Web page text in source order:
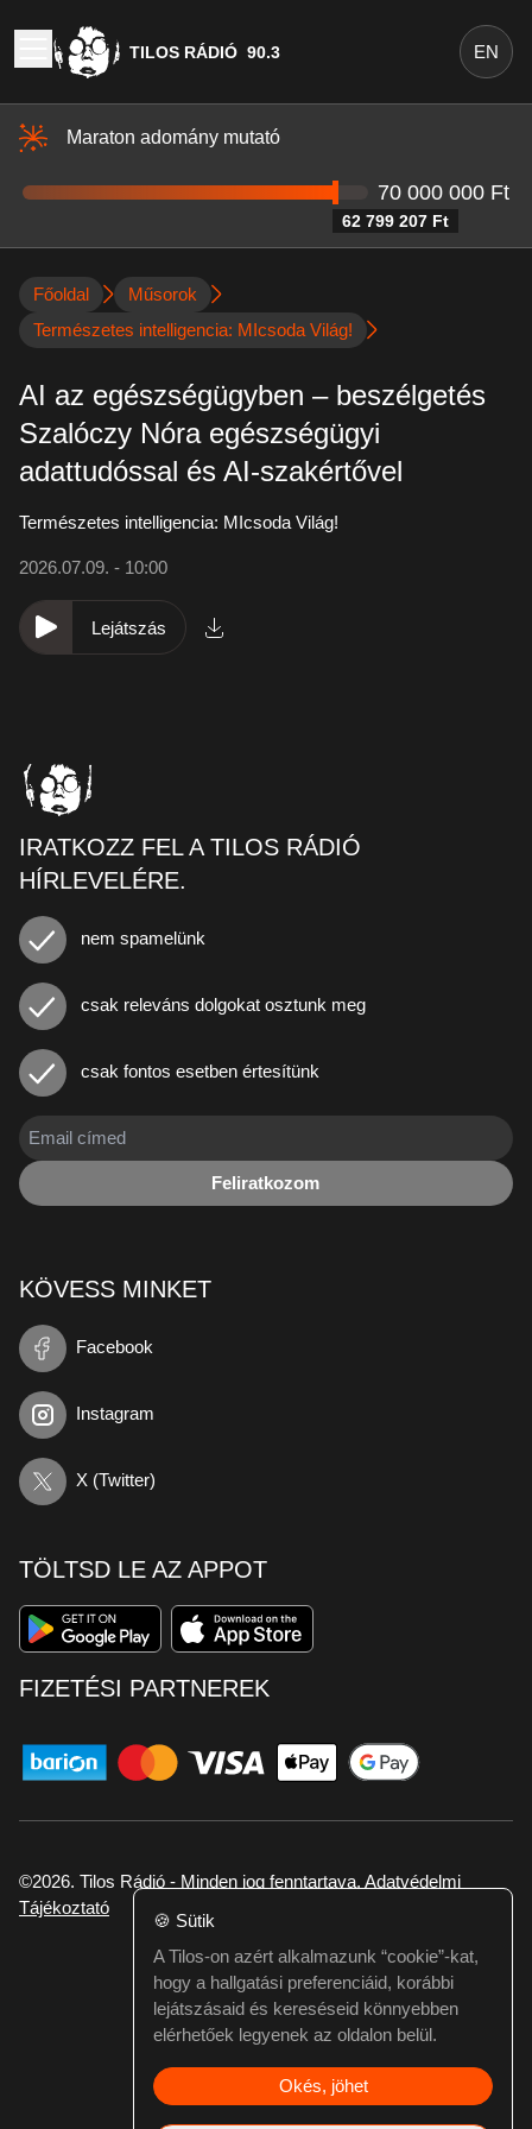
TILOS RÁDIÓ 90.3 EN
Maraton adomány mutató
62 799 207 Ft
70 000 000 Ft
Főoldal
Műsorok
Természetes intelligencia: MIcsoda Világ!
AI az egészségügyben – beszélgetés
Szalóczy Nóra egészségügyi
adattudóssal és AI-szakértővel
Természetes intelligencia: MIcsoda Világ!
2026.07.09. - 10:00
Lejátszás
IRATKOZZ FEL A TILOS RÁDIÓ
HÍRLEVELÉRE.
nem spamelünk
csak releváns dolgokat osztunk meg
csak fontos esetben értesítünk
Feliratkozom
KÖVESS MINKET
Facebook
Instagram
X (Twitter)
TÖLTSD LE AZ APPOT
FIZETÉSI PARTNEREK
©2026. Tilos Rádió - Minden jog fenntartava. Adatvédelmi
Tájékoztató
Ha hibát találtál vagy kérdésed van itt jelezd:
webmester@tilos.hu
🍪 Sütik
A Tilos-on azért alkalmazunk “cookie”-kat,
hogy a hallgatási preferenciáid, korábbi
lejátszásaid és kereséseid könnyebben
elérhetőek legyenek az oldalon belül.
Okés, jöhet